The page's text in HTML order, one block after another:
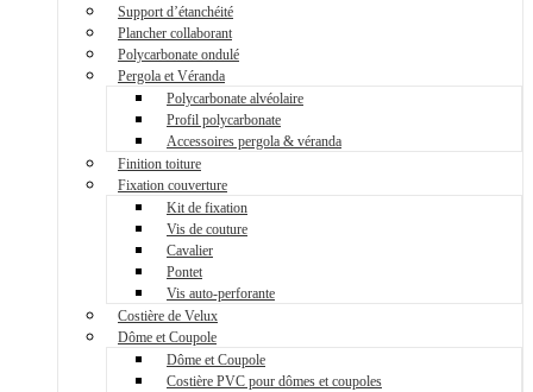
Support d’étanchéité
Plancher collaborant
Polycarbonate ondulé
Pergola et Véranda
Polycarbonate alvéolaire
Profil polycarbonate
Accessoires pergola & véranda
Finition toiture
Fixation couverture
Kit de fixation
Vis de couture
Cavalier
Pontet
Vis auto-perforante
Costière de Velux
Dôme et Coupole
Dôme et Coupole
Costière PVC pour dômes et coupoles